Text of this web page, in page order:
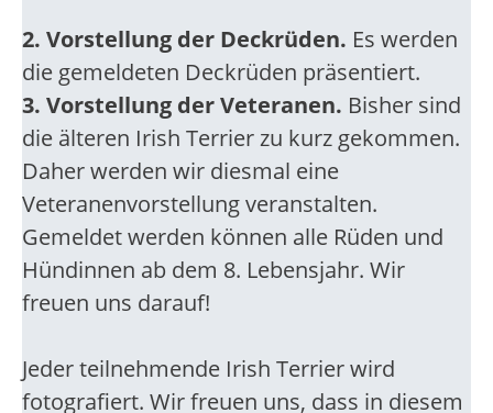
2. Vorstellung der Deckrüden. Es werden
die gemeldeten Deckrüden präsentiert.
3. Vorstellung der Veteranen. Bisher sind
die älteren Irish Terrier zu kurz gekommen.
Daher werden wir diesmal eine
Veteranenvorstellung veranstalten.
Gemeldet werden können alle Rüden und
Hündinnen ab dem 8. Lebensjahr. Wir
freuen uns darauf!
Jeder teilnehmende Irish Terrier wird
fotografiert. Wir freuen uns, dass in diesem